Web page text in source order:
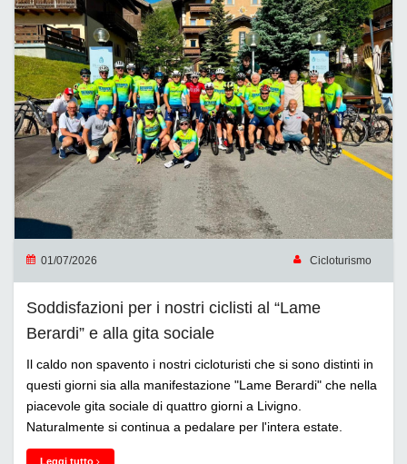
01/07/2026 Cicloturismo
Soddisfazioni per i nostri ciclisti al “Lame
Berardi” e alla gita sociale
Il caldo non spavento i nostri cicloturisti che si sono distinti in
questi giorni sia alla manifestazione "Lame Berardi" che nella
piacevole gita sociale di quattro giorni a Livigno.
Naturalmente si continua a pedalare per l'intera estate.
Leggi tutto